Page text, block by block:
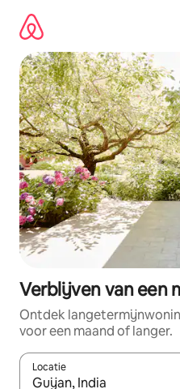
direct
naar
inhoud
Verblijven van een
Ontdek
voor een maand of langer.
Locatie
Wanneer er resultaten